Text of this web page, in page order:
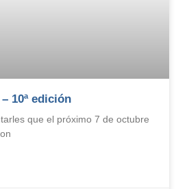
10ª edición
que el próximo 7 de octubre